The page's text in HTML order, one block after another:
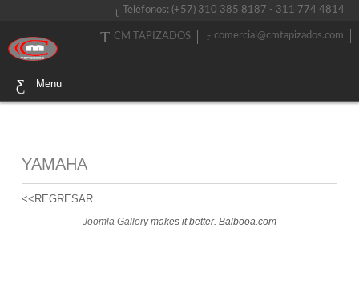
Teléfonos: (+57) 310 385 8187 - 311 774 4814
comercial@cmtapizados.com
CM TAPIZADOS
Menu
YAMAHA
<<REGRESAR
Joomla Gallerymakes it better. Balbooa.com